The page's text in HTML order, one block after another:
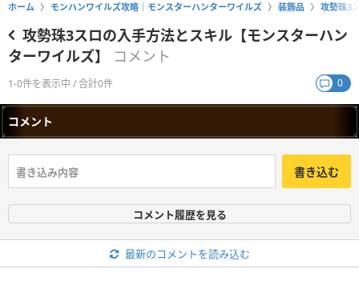
ホーム モンハンワイルズ攻略｜モンスターハンターワイルズ 装飾品 攻勢珠3
攻勢珠3スロの入手方法とスキル【モンスターハン
ターワイルズ】
コメント
1-0件を表示中 / 合計0件 0
コメント
書き込む
コメント履歴を見る
最新のコメントを読み込む